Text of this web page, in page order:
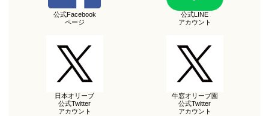
公式Facebook
ページ
公式LINE
アカウント
日本オリーブ
公式Twitter
アカウント
牛窓オリーブ園
公式Twitter
アカウント